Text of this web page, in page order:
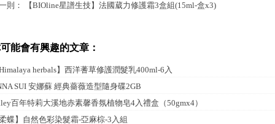
則：
【BIOline星譜生技】法國葳力修護霜3盒組(15ml-盒x3)
能會有興趣的文章：
Himalaya herbals】西洋蓍草修護潤髮乳400ml-6入
SUI 安娜蘇 經典薔薇造型隨身碟2GB
百年特莉大溪地赤素馨香氛植物皂4入禮盒（50gmx4）
柔蝶】自然色彩染髮霜-亞麻棕-3入組